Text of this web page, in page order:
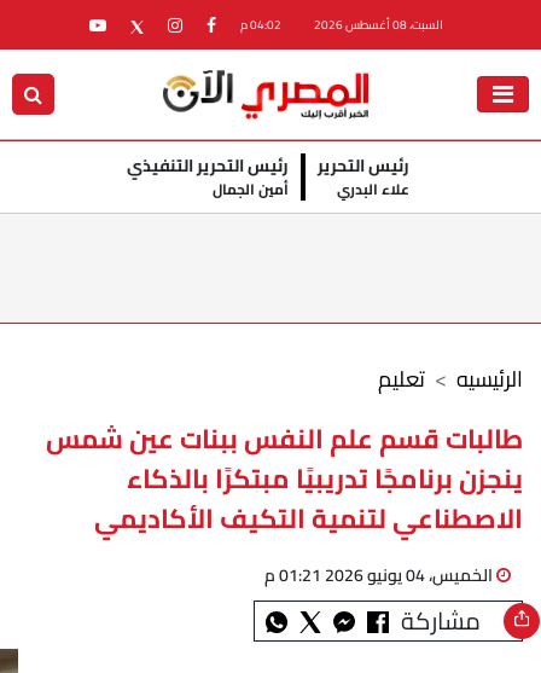
السبت، 08 أغسطس 2026
رئيس التحرير
علاء البدري
رئيس التحرير التنفيذي
أمين الجمال
تعليم الرئيسيه
طالبات قسم علم النفس ببنات عين شمس
ينجزن برنامجًا تدريبيًا مبتكرًا بالذكاء
الاصطناعي لتنمية التكيف الأكاديمي
الخميس، 04 يونيو 2026 01:21 م
مشاركة